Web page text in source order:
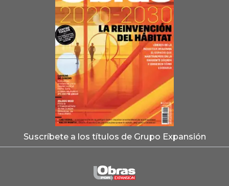
Suscríbete a los títulos de Grupo Expansión